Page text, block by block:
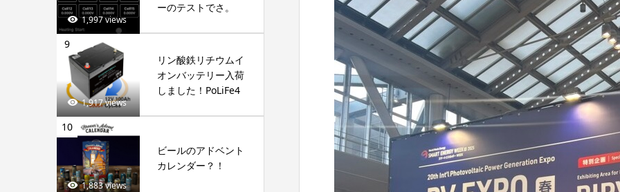
1,997 views
ーのテストでさ。
9
1,917 views
リン酸鉄リチウムイ
オンバッテリー入荷
しました！PoLiFe4
10
1,883 views
ビールのアドベント
カレンダー？！